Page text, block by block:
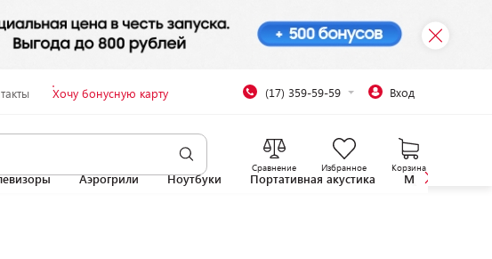
Хочу бонусную карту (17) 359-59-59 Вход
Сравнение Избранное Корзина
Аэрогрили Ноутбуки Портативная акустика